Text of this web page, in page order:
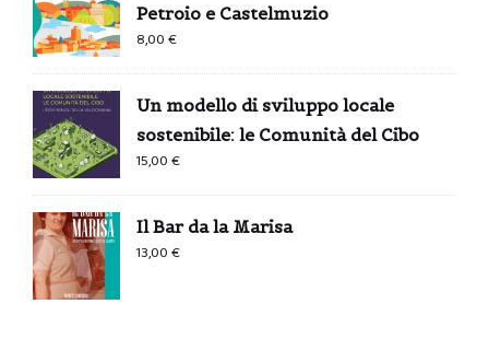
Petroio e Castelmuzio
8,00€
Un modello di sviluppo locale
sostenibile: le Comunità del Cibo
15,00€
Il Bar da la Marisa
13,00€